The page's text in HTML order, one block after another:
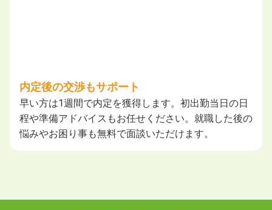
内定後の交渉もサポート
早い方は1週間で内定を獲得します。初出勤当日の日
程や準備アドバイスもお任せください。就職した後の
悩みやお困り事も無料で面談いただけます。